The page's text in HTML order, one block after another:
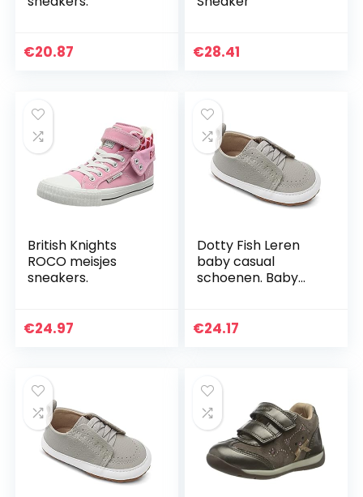
€20.87 €28.41
British Knights
ROCO meisjes
sneakers.
€24.97
Dotty Fish Leren
baby casual
schoenen. Baby
rubberen zool
€24.17